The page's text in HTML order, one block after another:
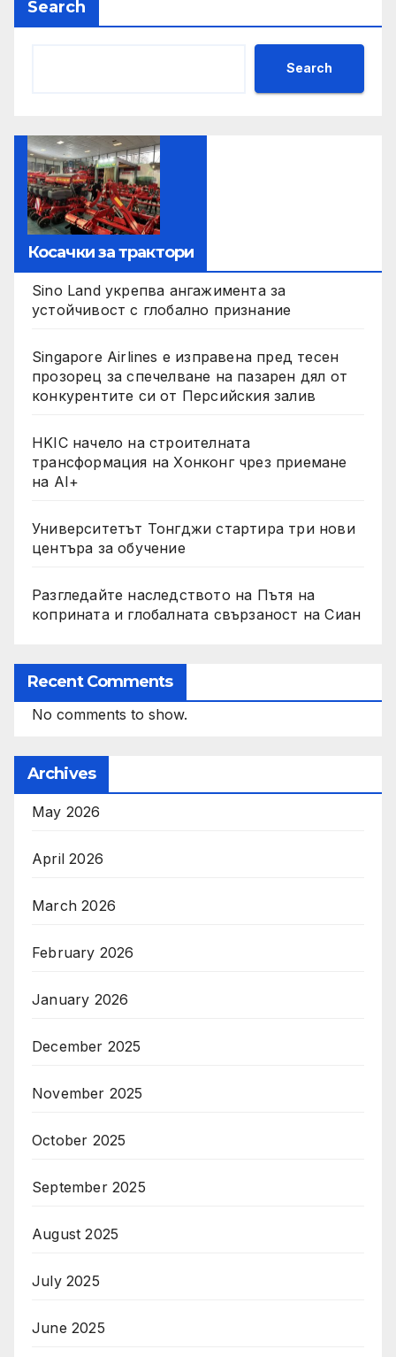
Search
Search
Косачки за трактори
Sino Land укрепва ангажимента за
устойчивост с глобално признание
Singapore Airlines е изправена пред тесен
прозорец за спечелване на пазарен дял от
конкурентите си от Персийския залив
HKIC начело на строителната
трансформация на Хонконг чрез приемане
на AI+
Университетът Тонгджи стартира три нови
центъра за обучение
Разгледайте наследството на Пътя на
коприната и глобалната свързаност на Сиан
Recent Comments
No comments to show.
Archives
May 2026
April 2026
March 2026
February 2026
January 2026
December 2025
November 2025
October 2025
September 2025
August 2025
July 2025
June 2025